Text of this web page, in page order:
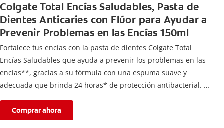
Colgate Total Encías Saludables, Pasta de
Dientes Anticaries con Flúor para Ayudar a
Prevenir Problemas en las Encías 150ml
Fortalece tus encías con la pasta de dientes Colgate Total
Encías Saludables que ayuda a prevenir los problemas en las
encías**, gracias a su fórmula con una espuma suave y
adecuada que brinda 24 horas* de protección antibacterial.
semanas.
**Causados por bacterias.
Comprar ahora